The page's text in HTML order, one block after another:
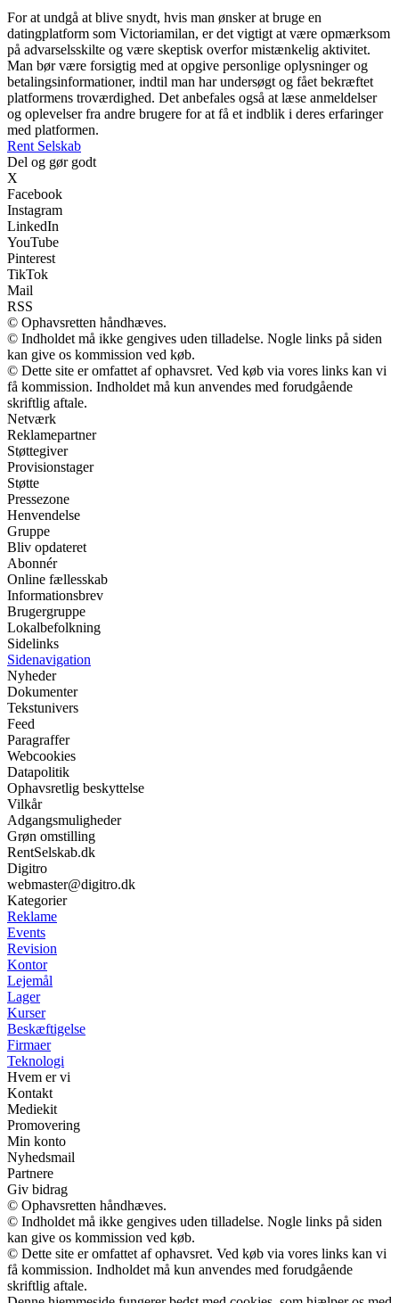
For at undgå at blive snydt, hvis man ønsker at bruge en
datingplatform som Victoriamilan, er det vigtigt at være opmærksom
på advarselsskilte og være skeptisk overfor mistænkelig aktivitet.
Man bør være forsigtig med at opgive personlige oplysninger og
betalingsinformationer, indtil man har undersøgt og fået bekræftet
platformens troværdighed. Det anbefales også at læse anmeldelser
og oplevelser fra andre brugere for at få et indblik i deres erfaringer
med platformen.
Rent Selskab
Del og gør godt
X
Facebook
Instagram
LinkedIn
YouTube
Pinterest
TikTok
Mail
RSS
© Ophavsretten håndhæves.
© Indholdet må ikke gengives uden tilladelse. Nogle links på siden
kan give os kommission ved køb.
© Dette site er omfattet af ophavsret. Ved køb via vores links kan vi
få kommission. Indholdet må kun anvendes med forudgående
skriftlig aftale.
Netværk
Reklamepartner
Støttegiver
Provisionstager
Støtte
Pressezone
Henvendelse
Gruppe
Bliv opdateret
Abonnér
Online fællesskab
Informationsbrev
Brugergruppe
Lokalbefolkning
Sidelinks
Sidenavigation
Nyheder
Dokumenter
Tekstunivers
Feed
Paragraffer
Webcookies
Datapolitik
Ophavsretlig beskyttelse
Vilkår
Adgangsmuligheder
Grøn omstilling
RentSelskab.dk
Digitro
webmaster@digitro.dk
Kategorier
Reklame
Events
Revision
Kontor
Lejemål
Lager
Kurser
Beskæftigelse
Firmaer
Teknologi
Hvem er vi
Kontakt
Mediekit
Promovering
Min konto
Nyhedsmail
Partnere
Giv bidrag
© Ophavsretten håndhæves.
© Indholdet må ikke gengives uden tilladelse. Nogle links på siden
kan give os kommission ved køb.
© Dette site er omfattet af ophavsret. Ved køb via vores links kan vi
få kommission. Indholdet må kun anvendes med forudgående
skriftlig aftale.